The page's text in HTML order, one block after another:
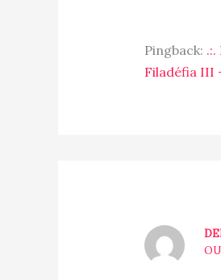
Pingback:
Filadéfia III